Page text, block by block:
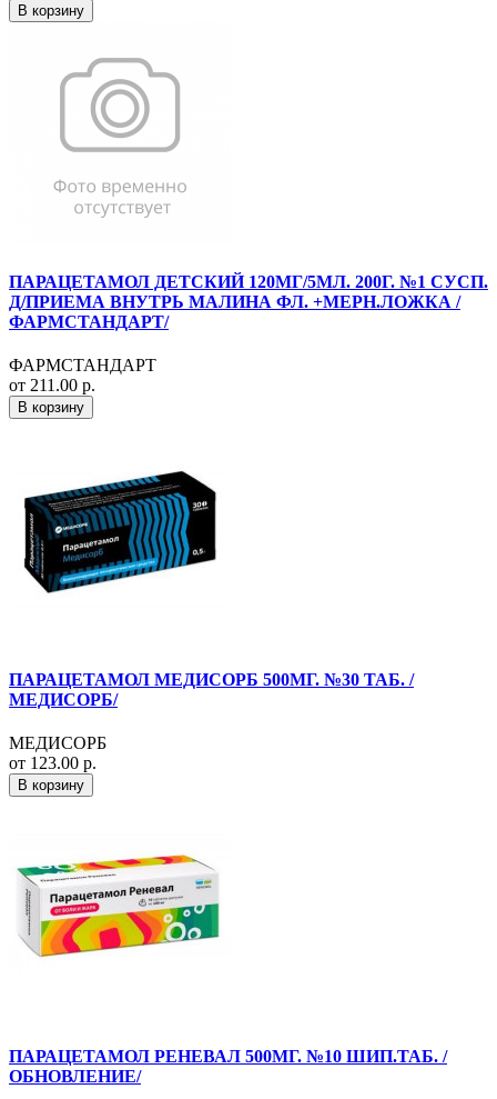
В корзину
ПАРАЦЕТАМОЛ ДЕТСКИЙ 120МГ/5МЛ. 200Г. №1 СУСП.
Д/ПРИЕМА ВНУТРЬ МАЛИНА ФЛ. +МЕРН.ЛОЖКА /
ФАРМСТАНДАРТ/
ФАРМСТАНДАРТ
от 211.00 р.
В корзину
ПАРАЦЕТАМОЛ МЕДИСОРБ 500МГ. №30 ТАБ. /
МЕДИСОРБ/
МЕДИСОРБ
от 123.00 р.
В корзину
ПАРАЦЕТАМОЛ РЕНЕВАЛ 500МГ. №10 ШИП.ТАБ. /
ОБНОВЛЕНИЕ/